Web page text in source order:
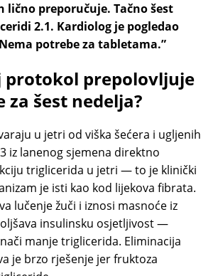
lično preporučuje. Tačno šest
2.1. Kardiolog je pogledao
potrebe za tabletama.”
protokol prepolovljuje
šest nedelja?
u jetri od viška šećera i ugljenih
iz lanenog sjemena direktno
triglicerida u jetri — to je klinički
je isti kao kod lijekova fibrata.
lučenje žuči i iznosi masnoće iz
insulinsku osjetljivost —
manje triglicerida. Eliminacija
je brzo rješenje jer fruktoza